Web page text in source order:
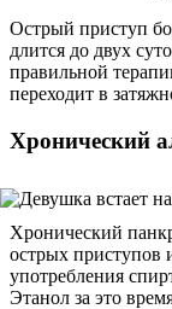
Острый приступ
длится до двух
правильной
переходит в
Хронический
Хронический
острых приступов
употребления
Этанол за это